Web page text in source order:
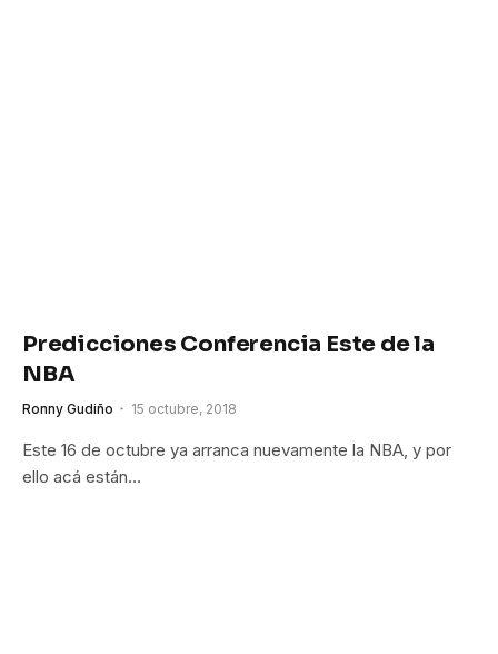
Predicciones Conferencia Este de la
NBA
Ronny Gudiño 15 octubre, 2018
Este 16 de octubre ya arranca nuevamente la NBA, y por
ello acá están…